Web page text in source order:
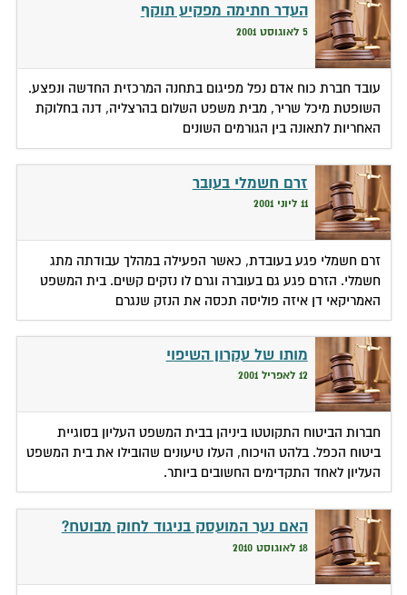
העדר חתימה מפקיע תוקף
5 לאוגוסט 2001
עובד חברת כוח אדם נפל מפיגום בתחנה המרכזית החדשה ונפצע.
השופטת מיכל שריר, מבית משפט השלום בהרצליה, דנה בחלוקת
האחריות לתאונה בין הגורמים השונים
זרם חשמלי בעובר
11 ליוני 2001
זרם חשמלי פגע בעובדת, כאשר הפעילה במהלך עבודתה מתג
חשמלי. הזרם פגע גם בעוברה וגרם לו נזקים קשים. בית המשפט
האמריקאי דן איזה פוליסה תכסה את הנזק שנגרם
מותו של עקרון השיפוי
12 לאפריל 2001
חברות הביטוח התקוטטו ביניהן בבית המשפט העליון בסוגיית
ביטוח הכפל. בלהט הויכוח, העלו טיעונים שהובילו את בית המשפט
העליון לאחד התקדימים החשובים ביותר.
האם נער המועסק בניגוד לחוק מבוטח?
18 לאוגוסט 2010